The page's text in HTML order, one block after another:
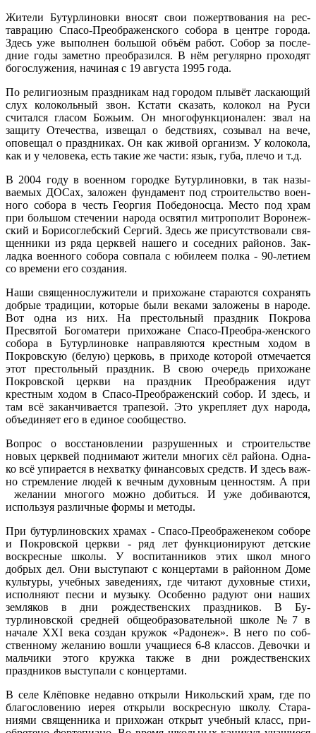
Жители Бутурлиновки вносят свои пожертвования на рес­
таврацию Спасо-Преображенского собора в центре города.
Здесь уже выполнен большой объём работ. Собор за после­
дние годы заметно преобразился. В нём регулярно проходят
богослужения, начиная с 19 августа 1995 года.
По религиозным праздникам над городом плывёт лас­кающий
слух колокольный звон. Кстати сказать, колокол на Руси
считался гласом Божьим. Он многофункционален: звал на
защиту Отечества, извещал о бедствиях, созывал на вече,
оповещал о праздниках. Он как живой организм. У колокола,
как и у человека, есть такие же части: язык, губа, плечо и т.д.
В 2004 году в военном городке Бутурлиновки, в так назы­
ваемых ДОСах, заложен фундамент под строительство воен­
ного собора в честь Георгия Победоносца. Место под храм
при большом стечении народа освятил митрополит Воронеж­
ский и Борисоглебский Сергий. Здесь же присутствовали свя­
щенники из ряда церквей нашего и соседних районов. Зак­
ладка военного собора совпала с юбилеем полка - 90-летием
со времени его создания.
Наши священнослужители и прихожане стараются со­хранять
добрые традиции, которые были веками заложены в народе.
Вот одна из них. На престольный праздник По­крова
Пресвятой Богоматери прихожане Спасо-Преобра-женского
собора в Бутурлиновке направляются крестным ходом в
Покровскую (белую) церковь, в приходе которой отмечается
этот престольный праздник. В свою очередь прихожане
Покровской церкви на праздник Преображения идут
крестным ходом в Спасо-Преображенский собор. И здесь, и
там всё заканчивается трапезой. Это укрепляет дух народа,
объединяет его в единое сообщество.
Вопрос о восстановлении разрушенных и строительстве
новых церквей поднимают жители многих сёл района. Одна­
ко всё упирается в нехватку финансовых средств. И здесь важ­
но стремление людей к вечным духовным ценностям. А при
желании многого можно добиться. И уже добиваются,
исполь­зуя различные формы и методы.
При бутурлиновских храмах - Спасо-Преображенеком соборе
и Покровской церкви - ряд лет функционируют дет­ские
воскресные школы. У воспитанников этих школ мно­го
добрых дел. Они выступают с концертами в районном Доме
культуры, учебных заведениях, где читают духовные стихи,
исполняют песни и музыку. Особенно радуют они наших
земляков в дни рождественских праздников. В Бу-
турлиновской средней общеобразовательной школе №7 в
начале XXI века создан кружок «Радонеж». В него по соб­
ственному желанию вошли учащиеся 6-8 классов. Девоч­ки и
мальчики этого кружка также в дни рождественских
праздников выступали с концертами.
В селе Клёповке недавно открыли Никольский храм, где по
благословению иерея открыли воскресную школу. Стара­
ниями священника и прихожан открыт учебный класс, при­